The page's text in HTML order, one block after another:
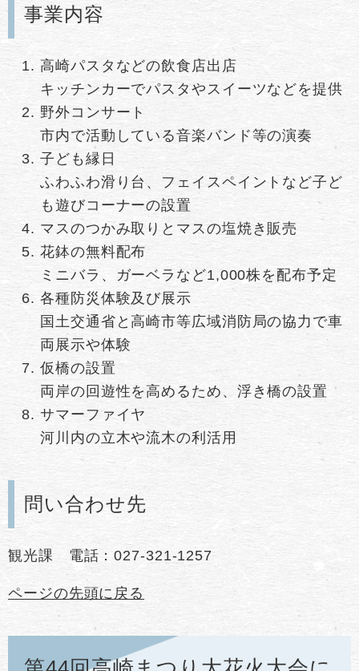
事業内容
高崎パスタなどの飲食店出店
キッチンカーでパスタやスイーツなどを提供
野外コンサート
市内で活動している音楽バンド等の演奏
子ども縁日
ふわふわ滑り台、フェイスペイントなど子ど
も遊びコーナーの設置
マスのつかみ取りとマスの塩焼き販売
花鉢の無料配布
ミニバラ、ガーベラなど1,000株を配布予定
各種防災体験及び展示
国土交通省と高崎市等広域消防局の協力で車
両展示や体験
仮橋の設置
両岸の回遊性を高めるため、浮き橋の設置
サマーファイヤ
河川内の立木や流木の利活用
問い合わせ先
観光課 電話：027-321-1257
ページの先頭に戻る